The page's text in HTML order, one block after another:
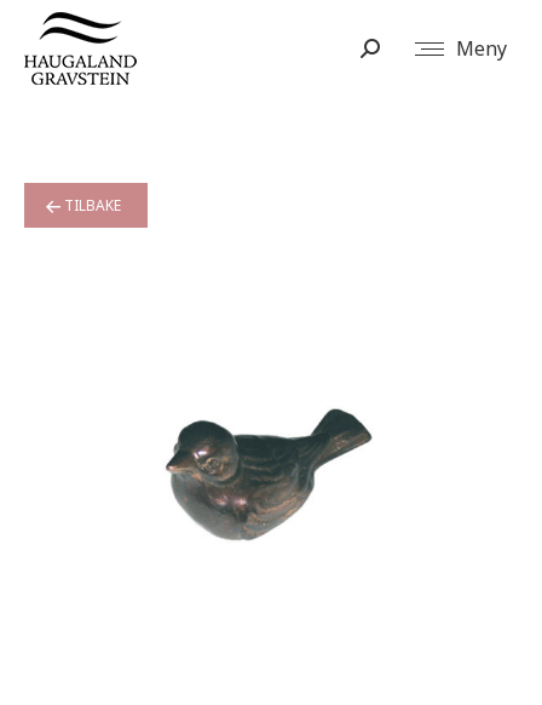
Meny
Search:
TILBAKE